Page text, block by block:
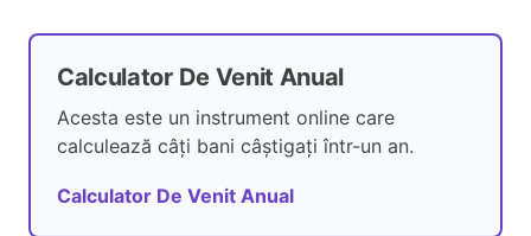
Calculator De Venit Anual
Acesta este un instrument online care
calculează câți bani câștigați într-un an.
Calculator De Venit Anual